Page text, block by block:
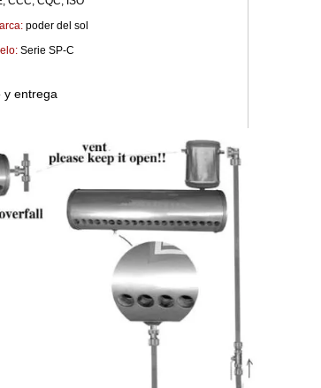
poder del sol
Serie SP-C
y entrega